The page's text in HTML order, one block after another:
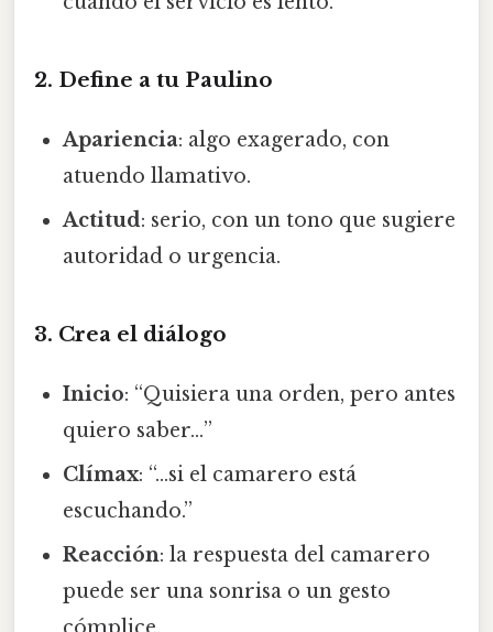
2. Define a tu Paulino
Apariencia: algo exagerado, con
atuendo llamativo.
Actitud: serio, con un tono que sugiere
autoridad o urgencia.
3. Crea el diálogo
Inicio: “Quisiera una orden, pero antes
quiero saber…”
Clímax: “…si el camarero está
escuchando.”
Reacción: la respuesta del camarero
puede ser una sonrisa o un gesto
cómplice.